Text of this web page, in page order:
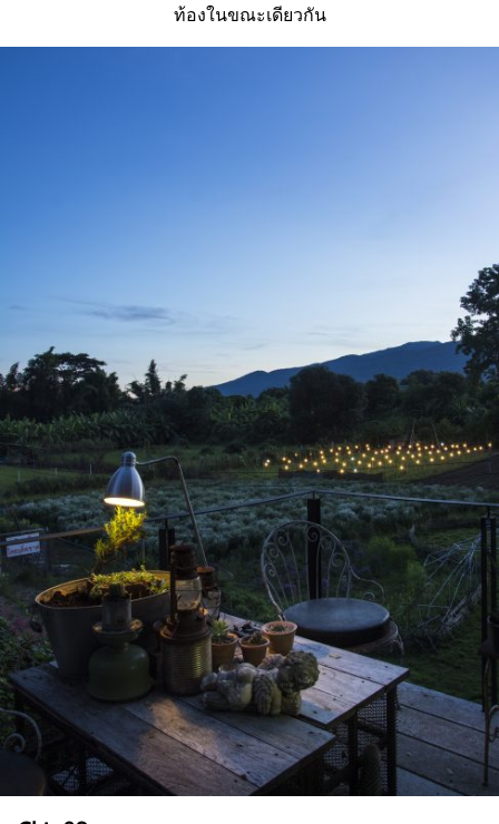
ท้องในขณะเดียวกัน